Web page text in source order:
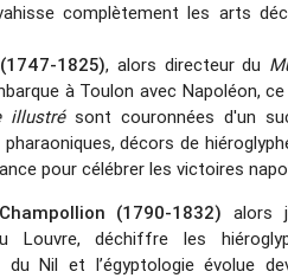
complètement les arts
1825), alors directeur du
à Toulon avec Napoléon,
illustré sont couronnées d'un
décors de
pour célébrer les victoires
(1790-1832) alors
Louvre, déchiffre les
Nil et l’égyptologie évolue